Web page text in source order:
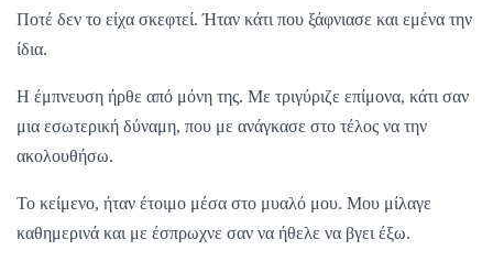
Ποτέ δεν το είχα σκεφτεί. Ήταν κάτι που ξάφνιασε και εμένα την
ίδια.
Η έμπνευση ήρθε από μόνη της. Με τριγύριζε επίμονα, κάτι σαν
μια εσωτερική δύναμη, που με ανάγκασε στο τέλος να την
ακολουθήσω.
Το κείμενο, ήταν έτοιμο μέσα στο μυαλό μου. Μου μίλαγε
καθημερινά και με έσπρωχνε σαν να ήθελε να βγει έξω.